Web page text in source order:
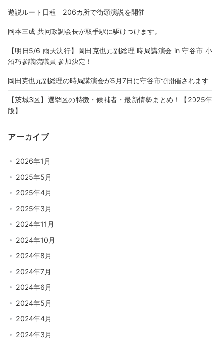
遊説ルート日程 206カ所で街頭演説を開催
岡本三成 共同政調会長が取手駅に駆けつけます。
【明日5/6 雨天決行】岡田克也元副総理 時局講演会 in 守谷市 小
沼巧参議院議員 参加決定！
岡田克也元副総理の時局講演会が5月7日に守谷市で開催されます
【茨城3区】選挙区の特徴・候補者・最新情勢まとめ！【2025年
版】
アーカイブ
2026年1月
2025年5月
2025年4月
2025年3月
2024年11月
2024年10月
2024年8月
2024年7月
2024年6月
2024年5月
2024年4月
2024年3月